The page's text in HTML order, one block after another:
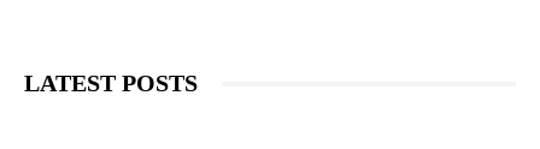
LATEST POSTS